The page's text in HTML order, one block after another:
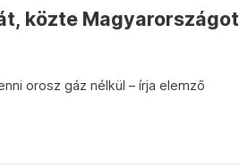
közte Magyarországot
orosz gáz nélkül – írja elemző